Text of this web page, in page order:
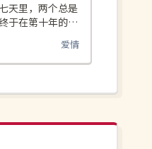
天里，两个总是
于在第十年的同
爱情